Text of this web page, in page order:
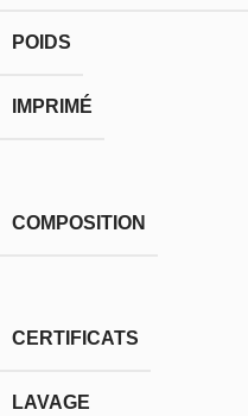
POIDS
IMPRIMÉ
COMPOSITION
CERTIFICATS
LAVAGE